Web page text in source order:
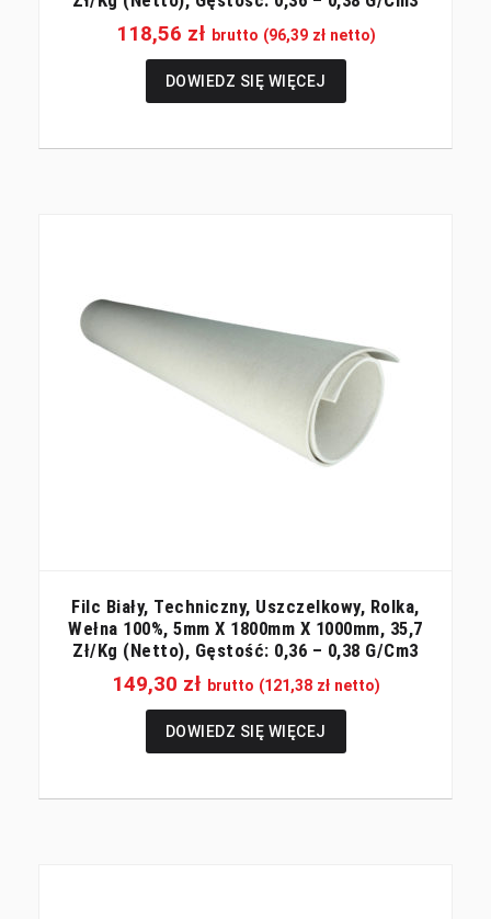
118,56 zł brutto (96,39 złnetto)
DOWIEDZ SIĘ WIĘCEJ
Filc Biały, Techniczny, Uszczelkowy, Rolka,
Wełna 100%, 5mm X 1800mm X 1000mm, 35,7
Zł/kg (netto), Gęstość: 0,36 – 0,38 G/cm3
149,30 zł brutto (121,38 złnetto)
DOWIEDZ SIĘ WIĘCEJ